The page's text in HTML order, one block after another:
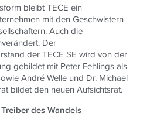
bleibtTECE ein
mit den Geschwistern
Auch die
Der
derTECE SE wird von der
gebildet mit Peter Fehlings als
André Welle und Dr. Michael
bildet den neuen Aufsichtsrat.
des Wandels